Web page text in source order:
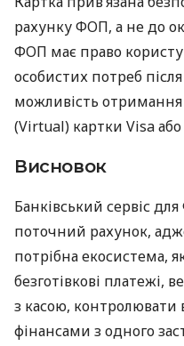
рахунку ФОП, а не до
ФОП має право
особистих потреб
можливість отримання
(Virtual) картки Visa
Висновок
Банківський сервіс
поточний рахунок,
потрібна екосистема,
безготівкові платежі,
з касою, контролювати
фінансами з одного